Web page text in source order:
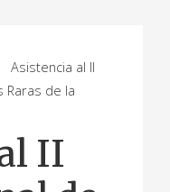
Asistencia al II
Raras de la
II